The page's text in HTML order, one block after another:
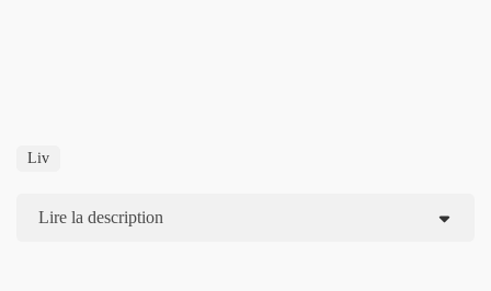
Liv
Lire la description